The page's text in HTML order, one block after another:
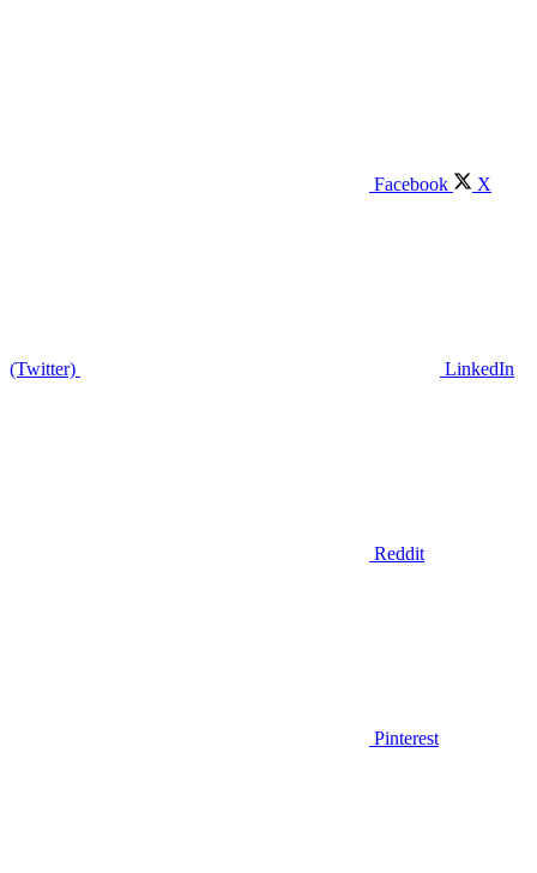
Facebook X
(Twitter) LinkedIn
Reddit
Pinterest